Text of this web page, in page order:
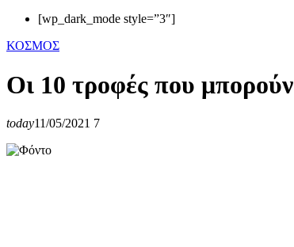
[wp_dark_mode style=”3″]
ΚΟΣΜΟΣ
Οι 10 τροφές που
today11/05/2021 7